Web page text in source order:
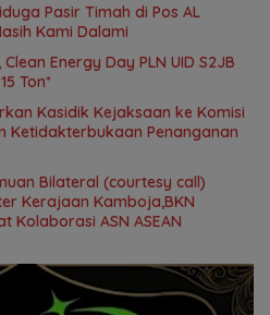
Pasir Timah di Pos AL
Kami Dalami
Energy Day PLN UID S2JB
Ton*
Kasidik Kejaksaan ke Komisi
Ketidakterbukaan Penanganan
Bilateral (courtesy call)
Kerajaan Kamboja,BKN
Kolaborasi ASN ASEAN